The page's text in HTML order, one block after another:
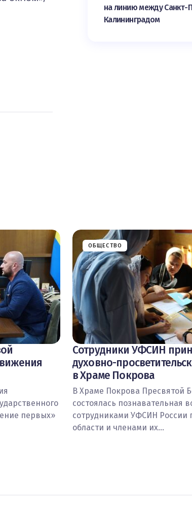
на линию между Санкт-
Калининградом
первых»
ОБЩЕСТВО
Сотрудники УФСИН
духовно-
в Храме Покрова
В Храме Покрова Пресвятой
состоялась познавательная
сотрудниками УФСИН России
области и членами их…